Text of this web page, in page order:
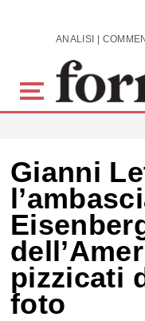
Skip to main content
Gianni
pizzicati
foto